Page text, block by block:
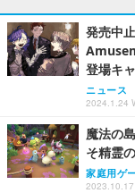
発売中
登場キ
ニュース
2024.1.24
魔法の
そ精霊
家庭用ゲ